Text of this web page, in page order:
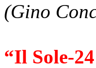
(Gino
“Il Sole-